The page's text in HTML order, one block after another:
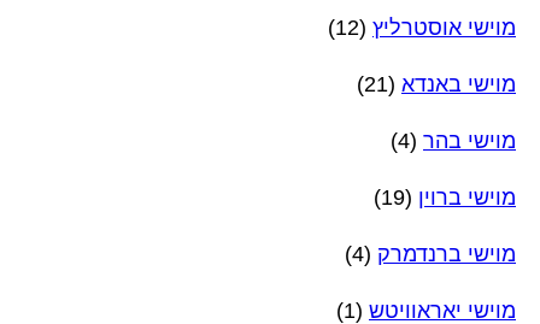
מוישי אוסטרליץ (12)
מוישי באנדא (21)
מוישי בהר (4)
מוישי ברוין (19)
מוישי ברנדמרק (4)
מוישי יאראוויטש (1)